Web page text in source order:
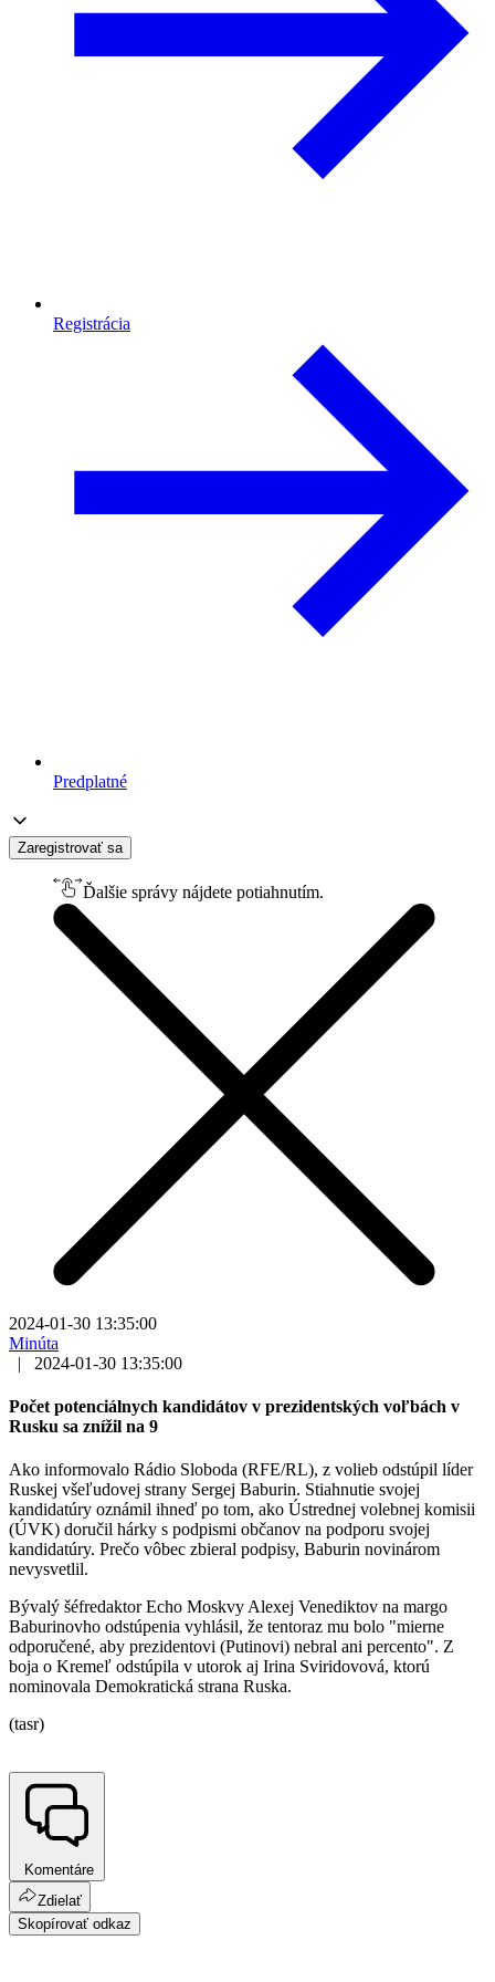
Registrácia
Predplatné
Zaregistrovať sa
Ďalšie správy nájdete potiahnutím.
2024-01-30 13:35:00
Minúta
|
2024-01-30 13:35:00
Počet potenciálnych kandidátov v prezidentských voľbách v
Rusku sa znížil na 9
Ako informovalo Rádio Sloboda (RFE/RL), z volieb odstúpil líder
Ruskej všeľudovej strany Sergej Baburin. Stiahnutie svojej
kandidatúry oznámil ihneď po tom, ako Ústrednej volebnej komisii
(ÚVK) doručil hárky s podpismi občanov na podporu svojej
kandidatúry. Prečo vôbec zbieral podpisy, Baburin novinárom
nevysvetlil.
Bývalý šéfredaktor Echo Moskvy Alexej Venediktov na margo
Baburinovho odstúpenia vyhlásil, že tentoraz mu bolo "mierne
odporučené, aby prezidentovi (Putinovi) nebral ani percento". Z
boja o Kremeľ odstúpila v utorok aj Irina Sviridovová, ktorú
nominovala Demokratická strana Ruska.
(tasr)
Komentáre
Zdielať
Skopírovať odkaz